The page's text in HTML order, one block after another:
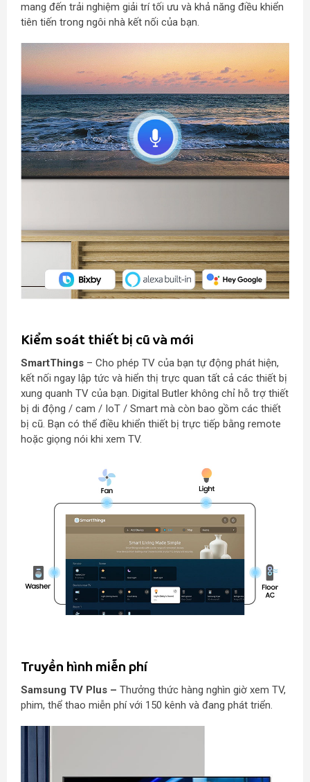
mang đến trải nghiệm giải trí tối ưu và khả năng điều khiển
tiên tiến trong ngôi nhà kết nối của bạn.
Kiểm soát thiết bị cũ và mới
SmartThings – Cho phép TV của bạn tự động phát hiện,
kết nối ngay lập tức và hiển thị trực quan tất cả các thiết bị
xung quanh TV của bạn. Digital Butler không chỉ hỗ trợ thiết
bị di động / cam / IoT / Smart mà còn bao gồm các thiết
bị cũ. Bạn có thể điều khiển thiết bị trực tiếp bằng remote
hoặc giọng nói khi xem TV.
Truyền hình miễn phí
Samsung TV Plus – Thưởng thức hàng nghìn giờ xem TV,
phim, thể thao miễn phí với 150 kênh và đang phát triển.